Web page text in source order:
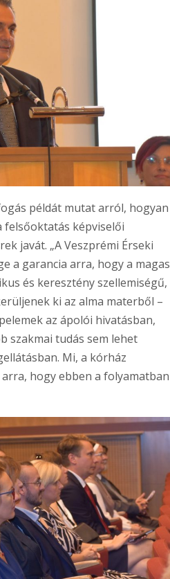
példát mutat arról, hogyan
felsőoktatás képviselői
javát. „A Veszprémi Érseki
a garancia arra, hogy a magas
és keresztény szellemiségű,
ki az alma materből –
az ápolói hivatásban,
szakmai tudás sem lehet
Mi, a kórház
hogy ebben a folyamatban